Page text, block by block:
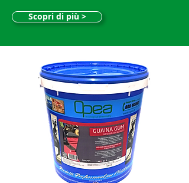
Scopri di più >